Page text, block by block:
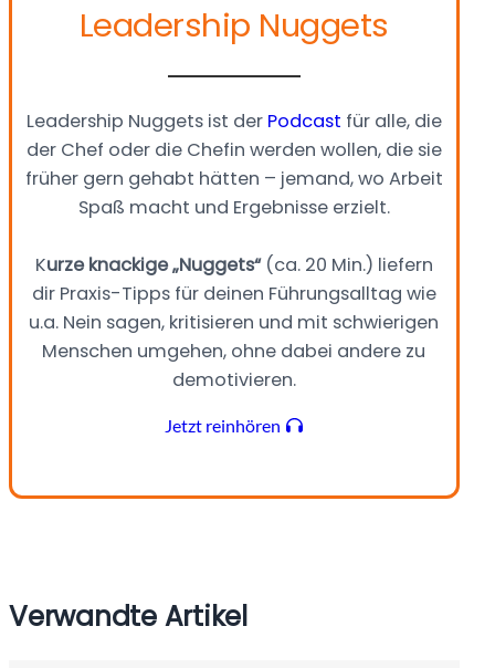
Leadership Nuggets
Leadership Nuggets ist der Podcast für alle, die
der Chef oder die Chefin werden wollen, die sie
früher gern gehabt hätten – jemand, wo Arbeit
Spaß macht und Ergebnisse erzielt.
Kurze knackige „Nuggets“(ca. 20 Min.) liefern
dir Praxis-Tipps für deinen Führungsalltag wie
u.a. Nein sagen, kritisieren und mit schwierigen
Menschen umgehen, ohne dabei andere zu
demotivieren.
Jetzt reinhören
Verwandte Artikel